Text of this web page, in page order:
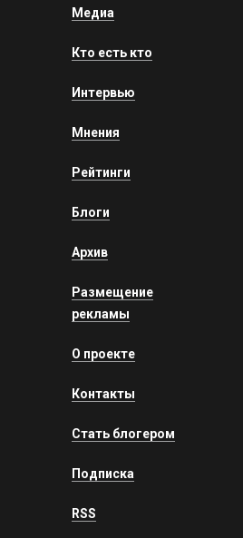
Медиа
Кто есть кто
Интервью
Мнения
Рейтинги
Блоги
Архив
Размещение
рекламы
О проекте
Контакты
Стать блогером
Подписка
RSS